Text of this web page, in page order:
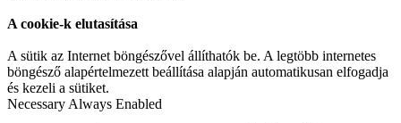
A cookie-k elutasítása
A sütik az Internet böngészővel állíthatók be. A legtöbb internetes
böngésző alapértelmezett beállítása alapján automatikusan elfogadja
és kezeli a sütiket.
Necessary Always Enabled